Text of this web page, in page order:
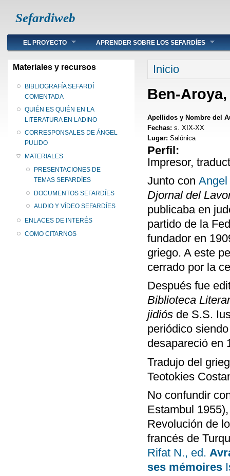
Sefardiweb
Main menu
EL PROYECTO APRENDER SOBRE LOS SEFARDÍES
Materiales y recursos
BIBLIOGRAFÍA SEFARDÍ
COMENTADA
QUIÉN ES QUIÉN EN LA
LITERATURA EN LADINO
CORRESPONSALES DE ÁNGEL
PULIDO
MATERIALES
PRESENTACIONES DE
TEMAS SEFARDÍES
DOCUMENTOS SEFARDÍES
AUDIO Y VÍDEO SEFARDÍES
ENLACES DE INTERÉS
COMO CITARNOS
Se encuentra
Inicio
Ben-
Apellidos y Nombre del
Fechas: s. XIX-XX
Lugar: Salónica
Perfil:
Impresor,
Junto con Angel
Djornal del
publicaba en
partido de la
fundador en
griego. A este
cerrado por la
Después fue
Biblioteca
jidiós de S.S.
periódico
desapareció en
Tradujo del
Teotokies
No confundir
Estambul
Revolución de
francés de
Rifat N., ed.
ses mémoires